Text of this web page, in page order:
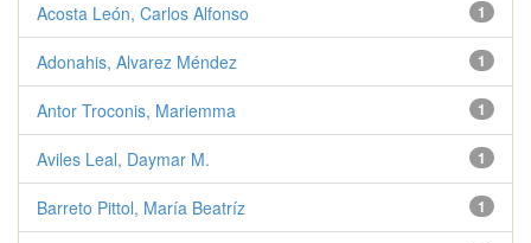
1
Acosta León, Carlos Alfonso
1
Adonahis, Alvarez Méndez
1
Antor Troconis, Mariemma
1
Aviles Leal, Daymar M.
1
Barreto Pittol, María Beatríz